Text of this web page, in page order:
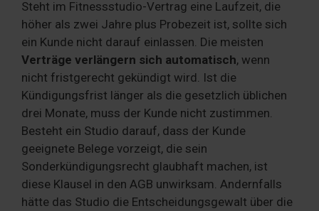
Steht im Fitnessstudio-Vertrag eine Laufzeit, die
höher als zwei Jahre plus Probezeit ist, sollte sich
ein Kunde nicht darauf einlassen. Die meisten
Verträge verlängern sich automatisch, wenn
nicht fristgerecht gekündigt wird. Ist die
Kündigungsfrist länger als die gesetzlich üblichen
drei Monate, muss der Kunde nicht zustimmen.
Besteht ein Studio darauf, dass der Kunde
geeignete Belege vorzeigt, die sein
Sonderkündigungsrecht glaubhaft machen, ist
diese Klausel in den AGB unwirksam. Andernfalls
hätte das Studio die Entscheidungsgewalt über die